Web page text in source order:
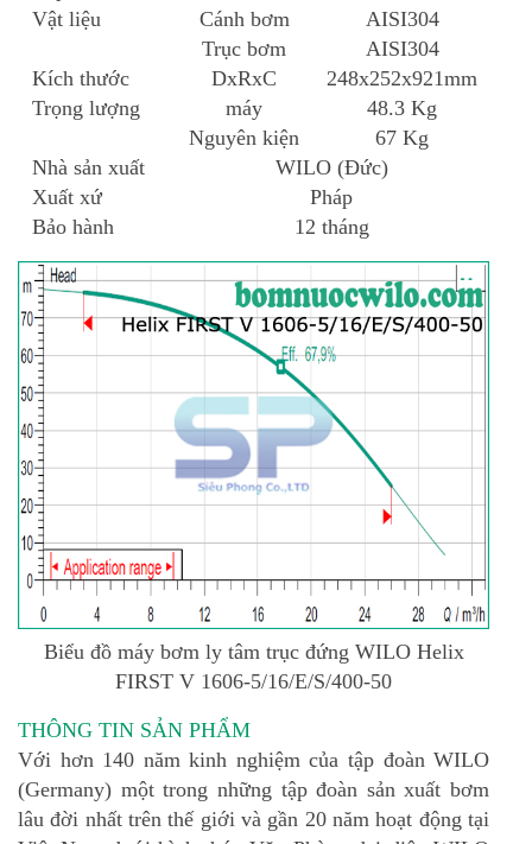
Vật liệu
Cánh bơm
AISI304
Trục bơm
AISI304
Kích thước
DxRxC
248x252x921mm
Trọng lượng
máy
48.3 Kg
Nguyên kiện
67 Kg
Nhà sản xuất
WILO (Đức)
Xuất xứ
Pháp
Bảo hành
12 tháng
Biểu đồ máy bơm ly tâm trục đứng WILO Helix
FIRST V 1606-5/16/E/S/400-50
THÔNG TIN SẢN PHẨM
Với hơn 140 năm kinh nghiệm của tập đoàn WILO
(Germany) một trong những tập đoàn sản xuất bơm
lâu đời nhất trên thế giới và gần 20 năm hoạt động tại